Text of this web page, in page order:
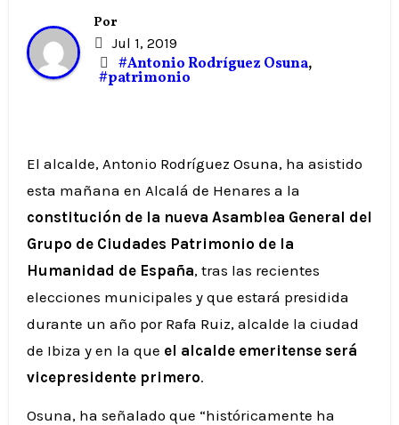
Por
Jul 1, 2019
#Antonio Rodríguez Osuna,
#patrimonio
El alcalde, Antonio Rodríguez Osuna, ha asistido
esta mañana en Alcalá de Henares a la
constitución de la nueva Asamblea General del
Grupo de Ciudades Patrimonio de la
Humanidad de España, tras las recientes
elecciones municipales y que estará presidida
durante un año por Rafa Ruiz, alcalde la ciudad
de Ibiza y en la que el alcalde emeritense será
vicepresidente primero.
Osuna, ha señalado que “históricamente ha